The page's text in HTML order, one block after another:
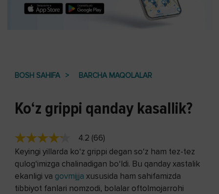
BOSH SAHIFA BARCHA MAQOLALAR
Ko‘z grippi qanday kasallik?
4.2 (66)
Keyingi yillarda ko‘z grippi degan so‘z ham tez-tez
qulog‘imizga chalinadigan bo‘ldi. Bu qanday xastalik
ekanligi va govmijja xususida ham sahifamizda
tibbiyot fanlari nomzodi, bolalar oftolmojarrohi